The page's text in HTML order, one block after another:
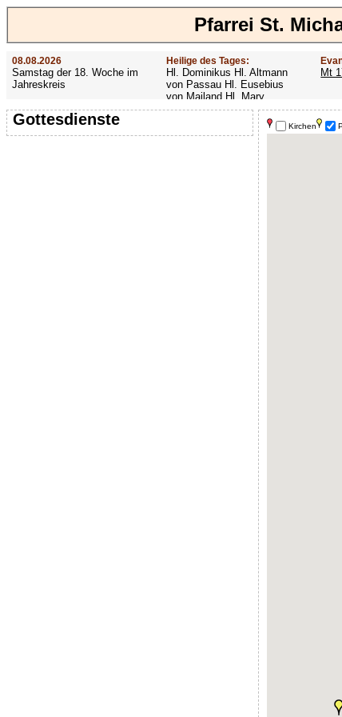
Pfarrei St.
08.08.2026
Samstag der 18. Woche im
Jahreskreis
Heilige des Tages:
Hl. Dominikus Hl. Altmann
von Passau Hl. Eusebius
von Mailand Hl. Mary
MacKillop Hl. Cyriakus Hl.
Hildiger Vierzehn heilige
Nothelfer Hl. Famian Hl.
Mt
Gottesdienste Kirchen